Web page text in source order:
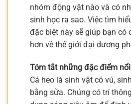
nhóm động vật nào và có
sinh học ra sao. Việc tìm
đặc biệt này sẽ giúp bạn có
hơn về thế giới đại dương
Tóm tắt những đặc điểm
Cá heo là sinh vật có vú,
bằng sữa. Chúng có trí